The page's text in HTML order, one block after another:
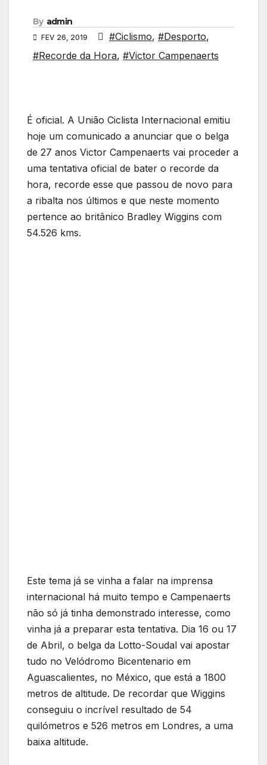
By admin
FEV 26, 2019 #Ciclismo, #Desporto,
#Recorde da Hora, #Victor Campenaerts
É oficial. A União Ciclista Internacional emitiu
hoje um comunicado a anunciar que o belga
de 27 anos Victor Campenaerts vai proceder a
uma tentativa oficial de bater o recorde da
hora, recorde esse que passou de novo para
a ribalta nos últimos e que neste momento
pertence ao britânico Bradley Wiggins com
54.526 kms.
Este tema já se vinha a falar na imprensa
internacional há muito tempo e Campenaerts
não só já tinha demonstrado interesse, como
vinha já a preparar esta tentativa. Dia 16 ou 17
de Abril, o belga da Lotto-Soudal vai apostar
tudo no Velódromo Bicentenario em
Aguascalientes, no México, que está a 1800
metros de altitude. De recordar que Wiggins
conseguiu o incrível resultado de 54
quilómetros e 526 metros em Londres, a uma
baixa altitude.